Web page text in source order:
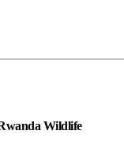
Wildlife